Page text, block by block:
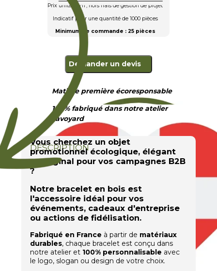
Prix unitaire HT, hors frais de gestion de projet
Indicatif pour une quantité de 1000 pièces
Minimum de commande : 25 pièces
Demander un devis
Matière première écoresponsable
100% fabriqué dans notre atelier
savoyard
DESCRIPTION
Vous cherchez un objet
promotionnel écologique, élégant
et original pour vos campagnes B2B
?
Notre bracelet en bois est
l'accessoire idéal pour vos
événements, cadeaux d'entreprise
ou actions de fidélisation.
Fabriqué en France à partir de matériaux
durables, chaque bracelet est conçu dans
notre atelier et 100% personnalisable avec
le logo, slogan ou design de votre choix.